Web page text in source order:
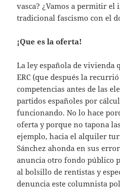
vasca? ¿Vamos a permitir
tradicional fascismo con el
¡Que es la oferta!
La ley española de vivienda
ERC (que después la
competencias antes de las
partidos españoles por
funcionando. No lo hace
oferta y porque no tapona
ejemplo, hacia el alquiler
Sánchez ahonda en sus
anuncia otro fondo público
al bolsillo de rentistas y
denuncia este columnista